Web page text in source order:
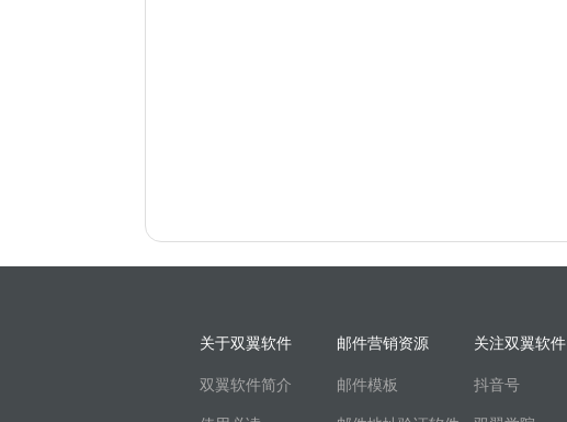
关于双翼软件
双翼软件简介
邮件营销资源
邮件模板
关注双翼软件
抖音号